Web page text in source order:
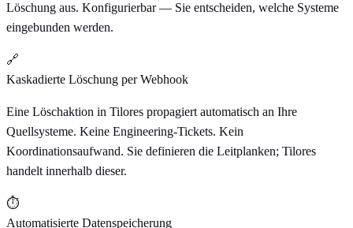
Löschung aus. Konfigurierbar — Sie entscheiden, welche Systeme
eingebunden werden.
🔗
Kaskadierte Löschung per Webhook
Eine Löschaktion in Tilores propagiert automatisch an Ihre
Quellsysteme. Keine Engineering-Tickets. Kein
Koordinationsaufwand. Sie definieren die Leitplanken; Tilores
handelt innerhalb dieser.
⏱
Automatisierte Datenspeicherung